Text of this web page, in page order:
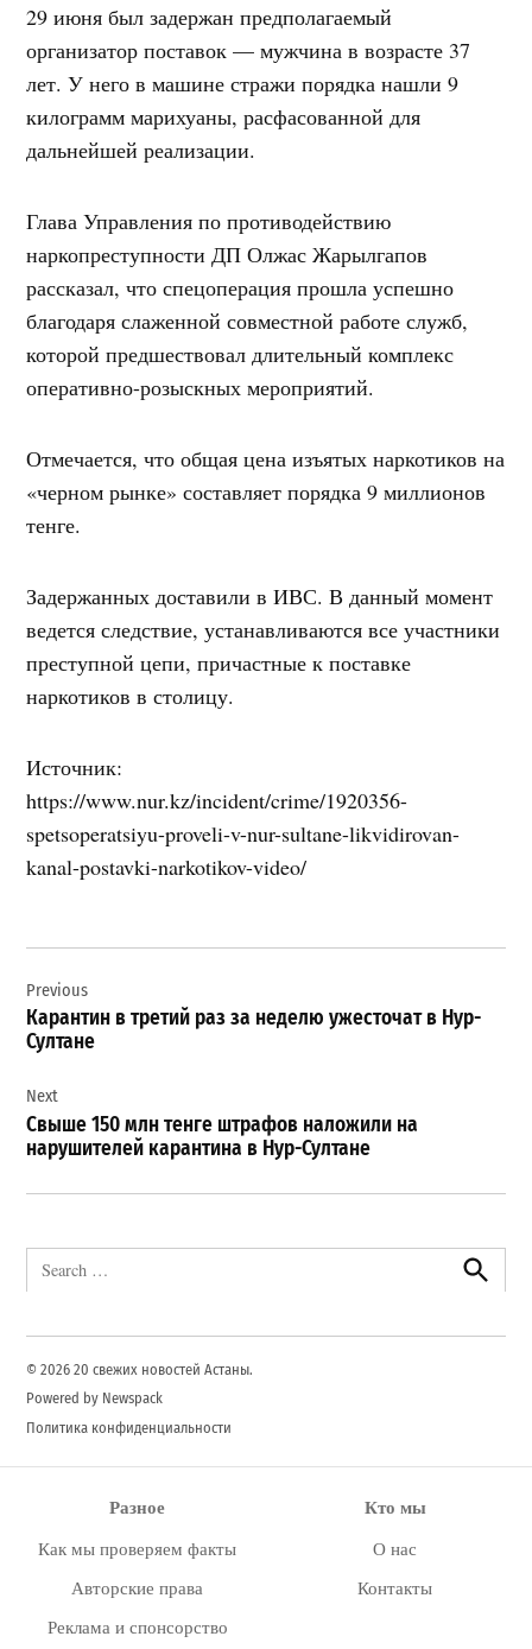
29 июня был задержан предполагаемый
организатор поставок — мужчина в возрасте 37
лет. У него в машине стражи порядка нашли 9
килограмм марихуаны, расфасованной для
дальнейшей реализации.
Глава Управления по противодействию
наркопреступности ДП Олжас Жарылгапов
рассказал, что спецоперация прошла успешно
благодаря слаженной совместной работе служб,
которой предшествовал длительный комплекс
оперативно-розыскных мероприятий.
Отмечается, что общая цена изъятых наркотиков на
«черном рынке» составляет порядка 9 миллионов
тенге.
Задержанных доставили в ИВС. В данный момент
ведется следствие, устанавливаются все участники
преступной цепи, причастные к поставке
наркотиков в столицу.
Источник:
https://www.nur.kz/incident/crime/1920356-
spetsoperatsiyu-proveli-v-nur-sultane-likvidirovan-
kanal-postavki-narkotikov-video/
по
записям
Previous
Карантин в третий раз за неделю ужесточат в Нур-
Султане
Next
Свыше 150 млн тенге штрафов наложили на
нарушителей карантина в Нур-Султане
Search
for:
Search
© 2026 20 свежих новостей Астаны.
Powered by Newspack
Политика конфиденциальности
Разное
Как мы проверяем факты
Авторские права
Реклама и спонсорство
Кто мы
О нас
Контакты